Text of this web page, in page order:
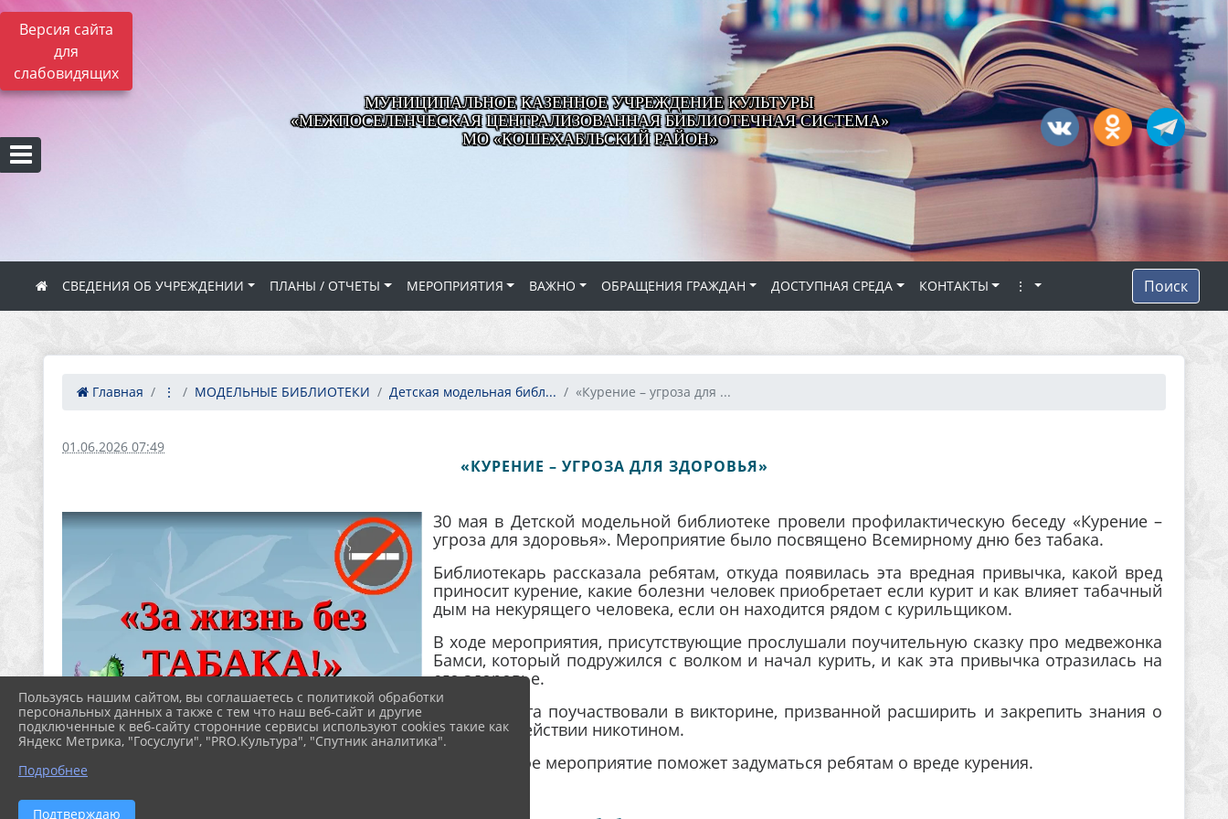
Версия сайта
для
слабовидящих
МУНИЦИПАЛЬНОЕ КАЗЕННОЕ УЧРЕЖДЕНИЕ КУЛЬТУРЫ
«МЕЖПОСЕЛЕНЧЕСКАЯ ЦЕНТРАЛИЗОВАННАЯ БИБЛИОТЕЧНАЯ СИСТЕМА»
МО «КОШЕХАБЛЬСКИЙ РАЙОН»
СВЕДЕНИЯ ОБ УЧРЕЖДЕНИИ ПЛАНЫ / ОТЧЕТЫ МЕРОПРИЯТИЯ ВАЖНО ОБРАЩЕНИЯ ГРАЖДАН ДОСТУПНАЯ СРЕДА КОНТАКТЫ ⋮ Поиск
Главная ⋮ МОДЕЛЬНЫЕ БИБЛИОТЕКИ Детская модельная библ... «Курение – угроза для ...
01.06.2026 07:49
«КУРЕНИЕ – УГРОЗА ДЛЯ ЗДОРОВЬЯ»
30 мая в Детской модельной библиотеке провели профилактическую беседу «Курение –
угроза для здоровья». Мероприятие было посвящено Всемирному дню без табака.
Библиотекарь рассказала ребятам, откуда появилась эта вредная привычка, какой вред
приносит курение, какие болезни человек приобретает если курит и как влияет табачный
дым на некурящего человека, если он находится рядом с курильщиком.
В ходе мероприятия, присутствующие прослушали поучительную сказку про медвежонка
Бамси, который подружился с волком и начал курить, и как эта привычка отразилась на
его здоровье.
Далее ребята поучаствовали в викторине, призванной расширить и закрепить знания о
пагубном действии никотином.
Проведенное мероприятие поможет задуматься ребятам о вреде курения.
Пользуясь нашим сайтом, вы соглашаетесь с политикой обработки
персональных данных а также с тем что наш веб-сайт и другие
подключенные к веб-сайту сторонние сервисы используют cookies такие как
Яндекс Метрика, "Госуслуги", "PRO.Культура", "Спутник аналитика".
Подробнее
Подтверждаю